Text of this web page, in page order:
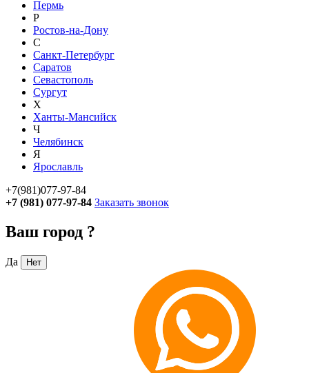
Пермь
Р
Ростов-на-Дону
С
Санкт-Петербург
Саратов
Севастополь
Сургут
Х
Ханты-Мансийск
Ч
Челябинск
Я
Ярославль
+7(981)077-97-84
+7 (981) 077-97-84 Заказать звонок
Ваш город ?
Да Нет